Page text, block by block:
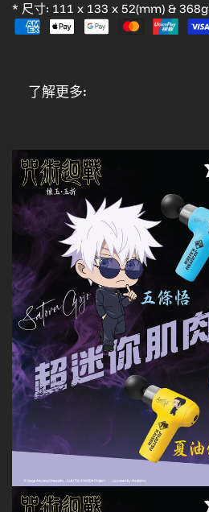
* 尺寸: 111 x 133 x 52(mm) & 368g
了解更多: